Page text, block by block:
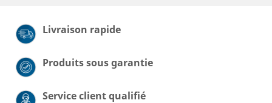
Livraison rapide
Produits sous garantie
Service client qualifié